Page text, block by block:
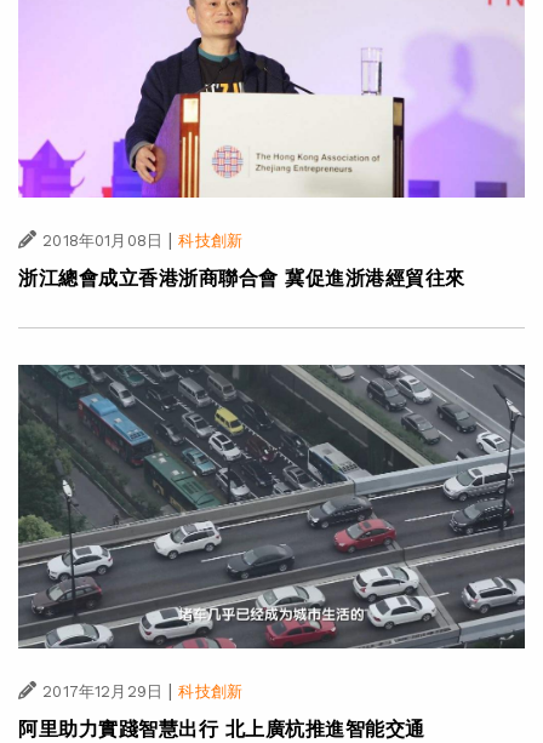
2018年01月08日 | 科技創新
浙江總會成立香港浙商聯合會 冀促進浙港經貿往來
2017年12月29日 | 科技創新
阿里助力實踐智慧出行 北上廣杭推進智能交通